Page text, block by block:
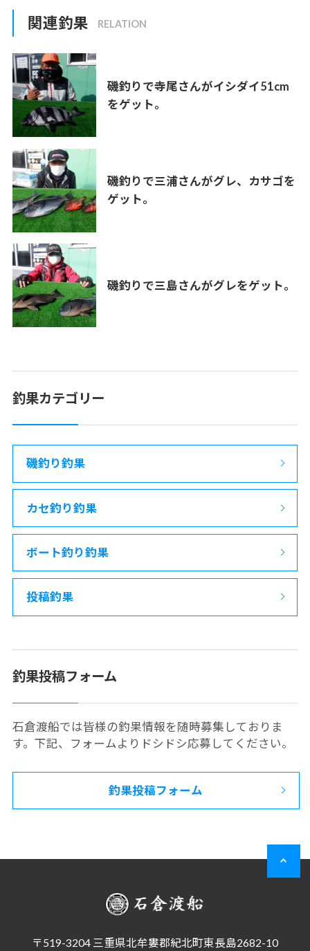
関連釣果
磯釣りで寺尾さんがイシダイ51cm
をゲット。
磯釣りで三浦さんがグレ、カサゴを
ゲット。
磯釣りで三島さんがグレをゲット。
釣果カテゴリー
磯釣り釣果
カセ釣り釣果
ボート釣り釣果
投稿釣果
釣果投稿フォーム
石倉渡船では皆様の釣果情報を随時募集しておりま
す。下記、フォームよりドシドシ応募してください。
釣果投稿フォーム
〒519-3204 三重県北牟婁郡紀北町東長島2682-10